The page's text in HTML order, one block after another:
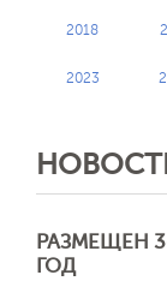
2018
2023
РАЗМЕЩЕН
ГОД